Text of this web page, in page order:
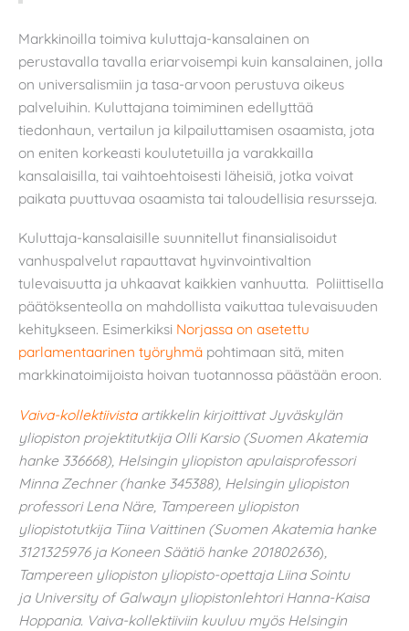
Markkinoilla toimiva kuluttaja-kansalainen on
perustavalla tavalla eriarvoisempi kuin kansalainen, jolla
on universalismiin ja tasa-arvoon perustuva oikeus
palveluihin. Kuluttajana toimiminen edellyttää
tiedonhaun, vertailun ja kilpailuttamisen osaamista, jota
on eniten korkeasti koulutetuilla ja varakkailla
kansalaisilla, tai vaihtoehtoisesti läheisiä, jotka voivat
paikata puuttuvaa osaamista tai taloudellisia resursseja.
Kuluttaja-kansalaisille suunnitellut finansialisoidut
vanhuspalvelut rapauttavat hyvinvointivaltion
tulevaisuutta ja uhkaavat kaikkien vanhuutta. Poliittisella
päätöksenteolla on mahdollista vaikuttaa tulevaisuuden
kehitykseen. Esimerkiksi Norjassa on asetettu
parlamentaarinen työryhmä pohtimaan sitä, miten
markkinatoimijoista hoivan tuotannossa päästään eroon.
Vaiva-kollektiivistaartikkelin kirjoittivat Jyväskylän
yliopiston projektitutkija Olli Karsio (Suomen Akatemia
hanke 336668), Helsingin yliopiston apulaisprofessori
Minna Zechner (hanke 345388), Helsingin yliopiston
professori Lena Näre, Tampereen yliopiston
yliopistotutkija Tiina Vaittinen (Suomen Akatemia hanke
3121325976 ja Koneen Säätiö hanke 201802636),
Tampereen yliopiston yliopisto-opettaja Liina Sointu
ja University of Galwayn yliopistonlehtori Hanna-Kaisa
Hoppania. Vaiva-kollektiiviin kuuluu myös Helsingin